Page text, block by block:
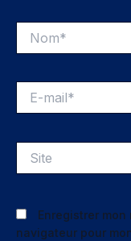
mail*
Enregistrer
navigateur pour